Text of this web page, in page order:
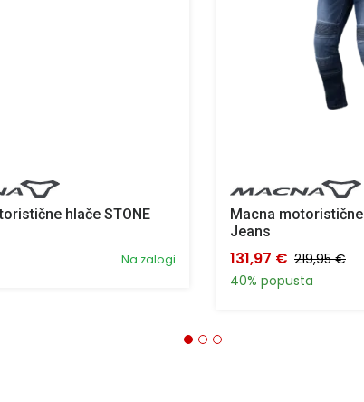
hlače STONE
Na zalogi
Macna motoristične
Jeans
131,97 € 219,95 €
40% popusta